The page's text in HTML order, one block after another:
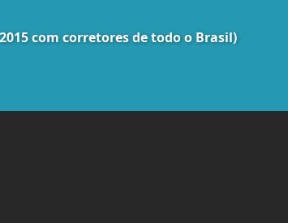
com corretores de todo o Brasil)